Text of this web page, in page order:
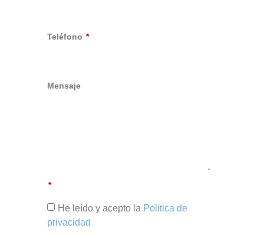
Teléfono
Mensaje
He leído y acepto la Politica de
privacidad